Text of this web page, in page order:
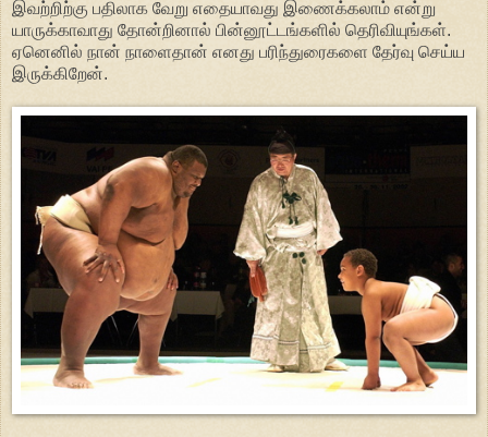
இவற்றிற்கு பதிலாக வேறு எதையாவது இணைக்கலாம் என்று
யாருக்காவாது தோன்றினால் பின்னூட்டங்களில் தெரிவியுங்கள்.
ஏனெனில் நான் நாளைதான் எனது பரிந்துரைகளை தேர்வு செய்ய
இருக்கிறேன்.